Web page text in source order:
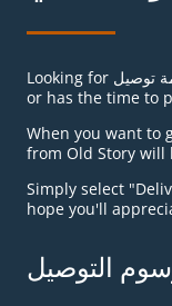
Looking for بيتزا خدمة توصيل in Plane? Not everybody knows
or has the time to
When you want to
from Old Story will
Simply select
hope you'll
التوصيل